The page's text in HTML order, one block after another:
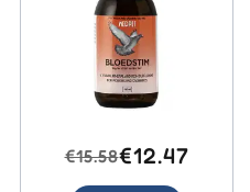
€15.58€12.47